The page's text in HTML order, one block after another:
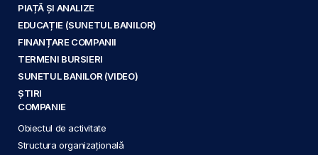
PIAȚĂ ȘI ANALIZE
EDUCAȚIE (SUNETUL BANILOR)
FINANȚARE COMPANII
TERMENI BURSIERI
SUNETUL BANILOR (VIDEO)
ȘTIRI
COMPANIE
Obiectul de activitate
Structura organizațională